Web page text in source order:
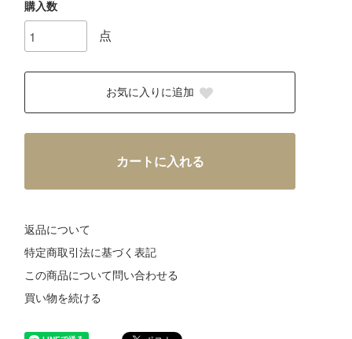
購入数
点
お気に入りに追加
カートに入れる
返品について
特定商取引法に基づく表記
この商品について問い合わせる
買い物を続ける